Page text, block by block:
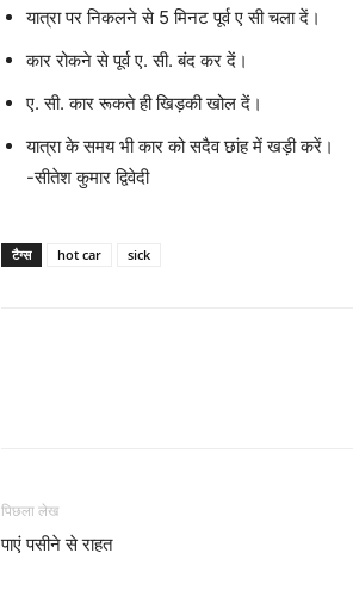
यात्रा पर निकलने से 5 मिनट पूर्व ए सी चला दें।
कार रोकने से पूर्व ए. सी. बंद कर दें।
ए. सी. कार रूकते ही खिड़की खोल दें।
यात्रा के समय भी कार को सदैव छांह में खड़ी करें।
-सीतेश कुमार द्विवेदी
टैग्स hot car sick
पिछला लेख
पाएं पसीने से राहत